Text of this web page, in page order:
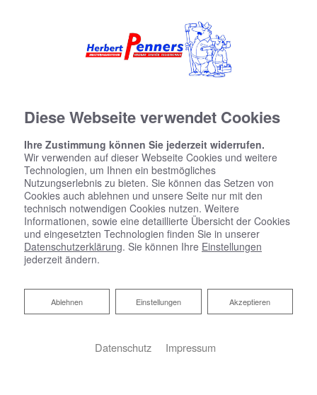
Diese Webseite verwendet Cookies
Ihre Zustimmung können Sie jederzeit widerrufen.
Wir verwenden auf dieser Webseite Cookies und weitere
Technologien, um Ihnen ein bestmögliches
Nutzungserlebnis zu bieten. Sie können das Setzen von
Cookies auch ablehnen und unsere Seite nur mit den
technisch notwendigen Cookies nutzen. Weitere
Informationen, sowie eine detaillierte Übersicht der Cookies
und eingesetzten Technologien finden Sie in unserer
Datenschutzerklärung. Sie können Ihre Einstellungen
jederzeit ändern.
Akzeptieren
Einstellungen
Ablehnen
Ablehnen
Datenschutz Impressum